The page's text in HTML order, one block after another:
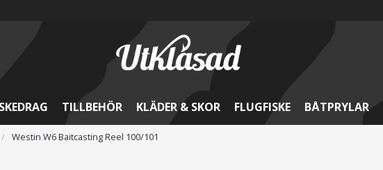
TILLBEHÖR KLÄDER & SKOR FLUGFISKE BÅTPRYLAR
Westin W6 Baitcasting Reel 100/101